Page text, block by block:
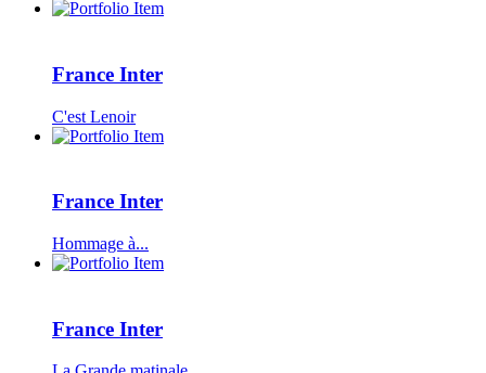
France Inter
C'est Lenoir
France Inter
Hommage à...
France Inter